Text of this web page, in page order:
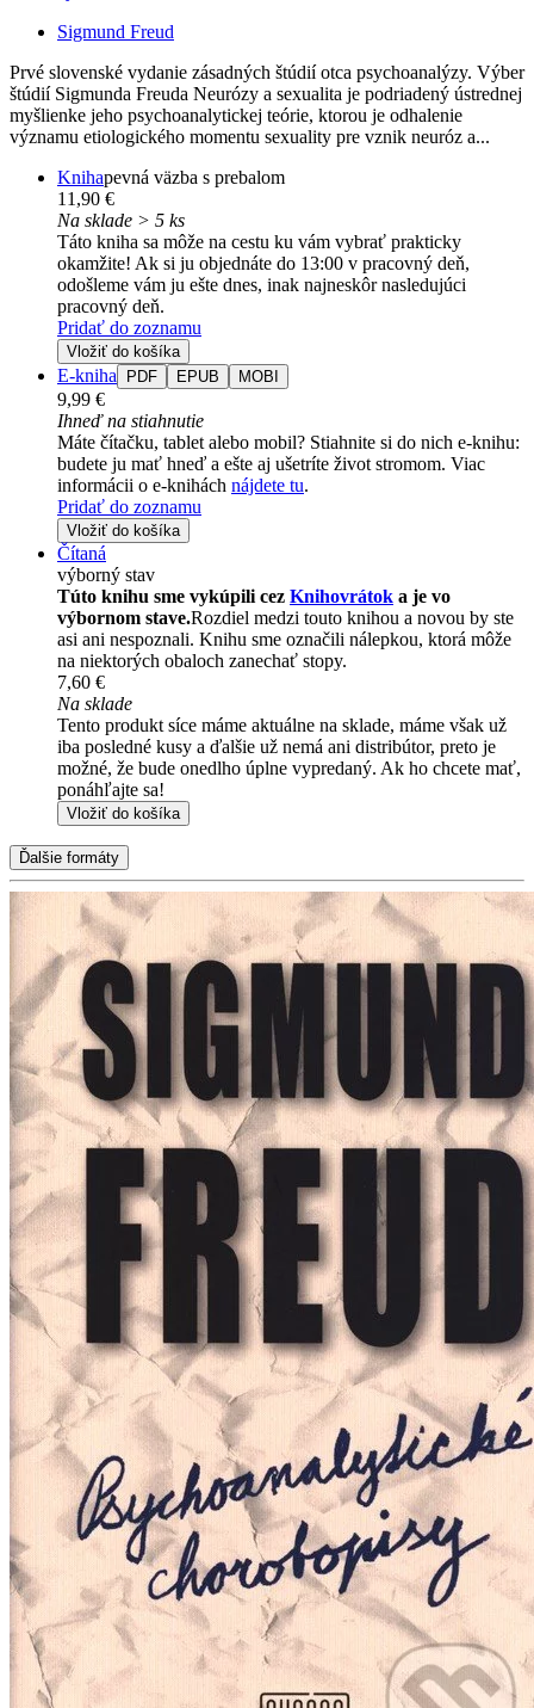
Sigmund Freud
Prvé slovenské vydanie zásadných štúdií otca psychoanalýzy. Výber
štúdií Sigmunda Freuda Neurózy a sexualita je podriadený ústrednej
myšlienke jeho psychoanalytickej teórie, ktorou je odhalenie
významu etiologického momentu sexuality pre vznik neuróz a...
Knihapevná väzba s prebalom
11,90 €
Na sklade > 5 ks
Táto kniha sa môže na cestu ku vám vybrať prakticky
okamžite! Ak si ju objednáte do 13:00 v pracovný deň,
odošleme vám ju ešte dnes, inak najneskôr nasledujúci
pracovný deň.
Pridať do zoznamu
Vložiť do košíka
E-kniha PDF EPUB MOBI
9,99 €
Ihneď na stiahnutie
Máte čítačku, tablet alebo mobil? Stiahnite si do nich e-knihu:
budete ju mať hneď a ešte aj ušetríte život stromom. Viac
informácii o e-knihách nájdete tu.
Pridať do zoznamu
Vložiť do košíka
Čítaná
výborný stav
Túto knihu sme vykúpili cez Knihovrátok a je vo
výbornom stave.Rozdiel medzi touto knihou a novou by ste
asi ani nespoznali. Knihu sme označili nálepkou, ktorá môže
na niektorých obaloch zanechať stopy.
7,60 €
Na sklade
Tento produkt síce máme aktuálne na sklade, máme však už
iba posledné kusy a ďalšie už nemá ani distribútor, preto je
možné, že bude onedlho úplne vypredaný. Ak ho chcete mať,
ponáhľajte sa!
Vložiť do košíka
Ďalšie formáty